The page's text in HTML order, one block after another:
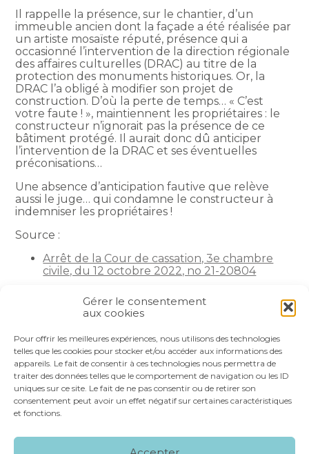
Gérer le consentement
aux cookies
Pour offrir les meilleures expériences, nous utilisons des technologies
telles que les cookies pour stocker et/ou accéder aux informations des
appareils. Le fait de consentir à ces technologies nous permettra de
traiter des données telles que le comportement de navigation ou les ID
uniques sur ce site. Le fait de ne pas consentir ou de retirer son
consentement peut avoir un effet négatif sur certaines caractéristiques
et fonctions.
Il rappelle la présence, sur le chantier, d’un
immeuble ancien dont la façade a été réalisée par
un artiste mosaïste réputé, présence qui a
occasionné l’intervention de la direction régionale
des affaires culturelles (DRAC) au titre de la
protection des monuments historiques. Or, la
DRAC l’a obligé à modifier son projet de
construction. D’où la perte de temps… « C’est
votre faute ! », maintiennent les propriétaires : le
constructeur n’ignorait pas la présence de ce
bâtiment protégé. Il aurait donc dû anticiper
l’intervention de la DRAC et ses éventuelles
préconisations…
Une absence d’anticipation fautive que relève
aussi le juge… qui condamne le constructeur à
indemniser les propriétaires !
Source :
Arrêt de la Cour de cassation, 3e chambre
civile, du 12 octobre 2022, no 21-20804
La petite histoire du jour
FaceBook
TwitterLinkedIn
NOS SERVICES